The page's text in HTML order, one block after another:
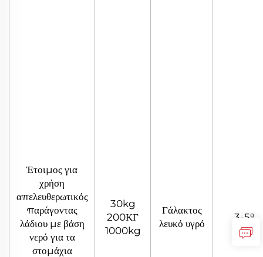
Έτοιμος για
χρήση
απελευθερωτικός
παράγοντας
λάδιου με βάση
νερό για τα
στομάχια
30kg
200ΚΓ
1000kg
Γάλακτος
λευκό υγρό
3-5%